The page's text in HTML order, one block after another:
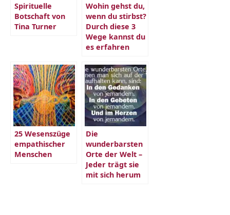
Spirituelle
Botschaft von
Tina Turner
Wohin gehst du,
wenn du stirbst?
Durch diese 3
Wege kannst du
es erfahren
25 Wesenszüge
empathischer
Menschen
Die
wunderbarsten
Orte der Welt –
Jeder trägt sie
mit sich herum